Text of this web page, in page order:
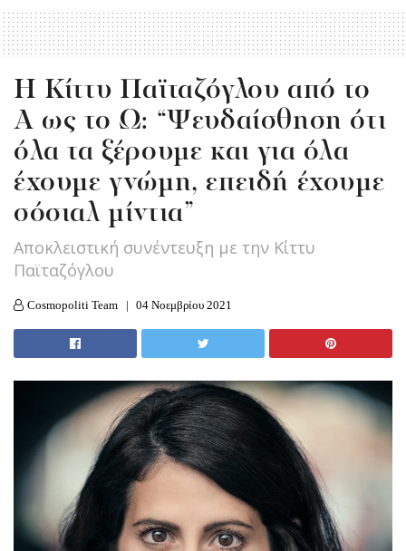
H Κίττυ Παϊταζόγλου από το
Α ως το Ω: “Ψευδαίσθηση ότι
όλα τα ξέρουμε και για όλα
έχουμε γνώμη, επειδή έχουμε
σόσιαλ μίντια”
Αποκλειστική συνέντευξη με την Κίττυ
Παϊταζόγλου
Cosmopoliti Team 04 Νοεμβρίου 2021